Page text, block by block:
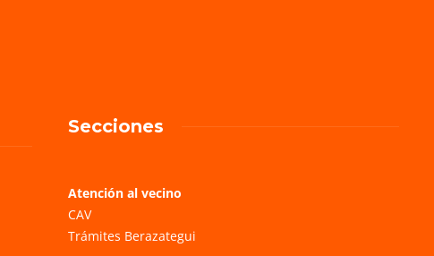
Secciones
Atención al vecino
CAV
Trámites Berazategui